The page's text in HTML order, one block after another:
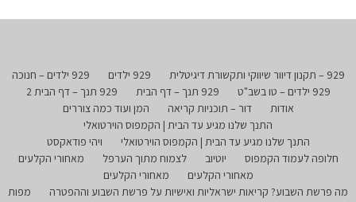
929 – תקנון דיוור שיווקי ותקשורת דיגיטלית 929 ילדים
929 ילדים – חנוכה
929 ילדים – טו בשב"ט
929 תנך – דף הבית
929 תנך – דף הבית 2
אודות
דור – תוכניות קריאה
המן ועוד כמה צוררים
התנך שלנו מגיע עד הבית | הקמפוס הוירטואלי
התנך שלנו מגיע עד הבית | הקמפוס הוירטואלי
ויהי פודאקסט
חלופה לעמוד הקמפוס
יוטיוב לצמוח מתוך הערפל
מאחורי הקלעים
מאחורי הקלעים
מאחורי הקלעים
מה פרשת השבוע? קריאות ישראליות ואישיות על פרשת השבוע וההפטרה
מפות